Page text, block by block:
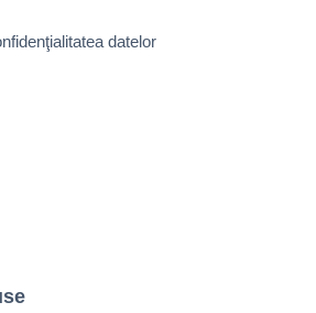
datelor